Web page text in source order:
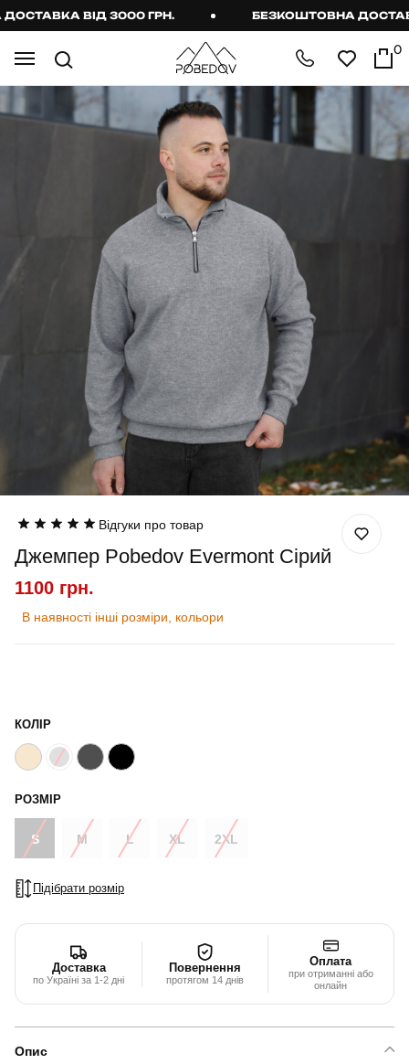
ВІД 3000 ГРН. БЕЗКОШТОВНА
0
Відгуки про товар
Джемпер Pobedov Evermont Сірий
1100 грн.
В наявності інші розміри, кольори
КОЛІР
РОЗМІР
S M L XL 2XL
Підібрати розмір
Доставка
по Україні за 1-2 дні
Повернення
протягом 14 днів
Оплата
при отриманні або
онлайн
Опис